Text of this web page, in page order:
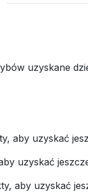
uzyskane
aby uzyskać
uzyskać
aby uzyskać